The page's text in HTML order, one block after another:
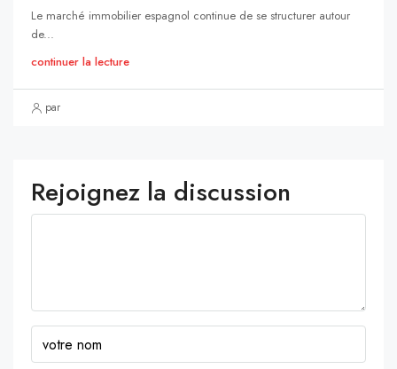
Le marché immobilier espagnol continue de se structurer autour
de...
continuer la lecture
par
Rejoignez la discussion